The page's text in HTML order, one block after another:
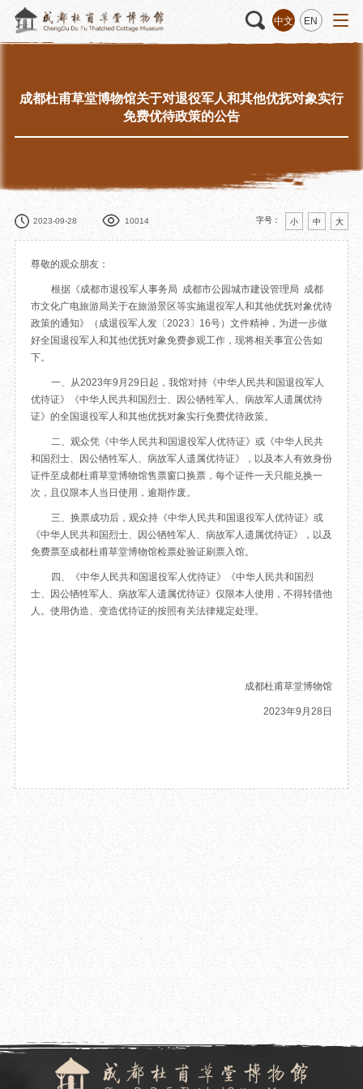
中文 EN
请
“人日游草堂”系列文化活动
数字资源
捐赠名录
文创 杜甫草堂文创馆
数字文创
IP授权
草堂艺术中心
文创咨询
景点 正门
诗史堂
柴门
少陵草堂碑亭
茅屋景区
草堂影壁
草堂书院
成都杜甫草堂博物馆关于对退役军人和其他优抚对象实行
免费优待政策的公告
2023-09-28 10014 字号： 小 中 大
尊敬的观众朋友：
根据《成都市退役军人事务局 成都市公园城市建设管理局 成都
市文化广电旅游局关于在旅游景区等实施退役军人和其他优抚对象优待
政策的通知》（成退役军人发〔2023〕16号）文件精神，为进一步做
好全国退役军人和其他优抚对象免费参观工作，现将相关事宜公告如
下。
一、从2023年9月29日起，我馆对持《中华人民共和国退役军人
优待证》《中华人民共和国烈士、因公牺牲军人、病故军人遗属优待
证》的全国退役军人和其他优抚对象实行免费优待政策。
二、观众凭《中华人民共和国退役军人优待证》或《中华人民共
和国烈士、因公牺牲军人、病故军人遗属优待证》，以及本人有效身份
证件至成都杜甫草堂博物馆售票窗口换票，每个证件一天只能兑换一
次，且仅限本人当日使用，逾期作废。
三、换票成功后，观众持《中华人民共和国退役军人优待证》或
《中华人民共和国烈士、因公牺牲军人、病故军人遗属优待证》，以及
免费票至成都杜甫草堂博物馆检票处验证刷票入馆。
四、《中华人民共和国退役军人优待证》《中华人民共和国烈
士、因公牺牲军人、病故军人遗属优待证》仅限本人使用，不得转借他
人。使用伪造、变造优待证的按照有关法律规定处理。
成都杜甫草堂博物馆
2023年9月28日
2024.02.20
2024年成都杜甫草堂博物馆部门预算
成都杜甫草堂博物馆2022年度部门决算